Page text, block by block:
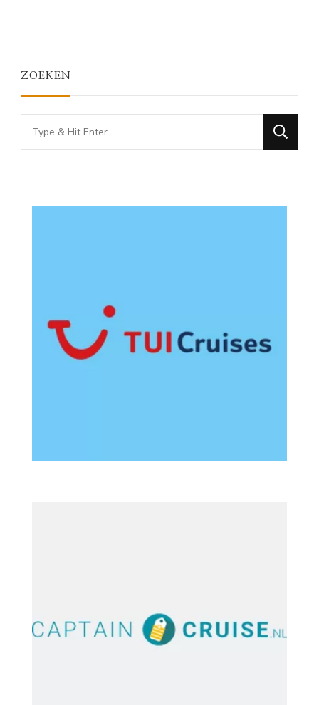
ZOEKEN
Looking
for